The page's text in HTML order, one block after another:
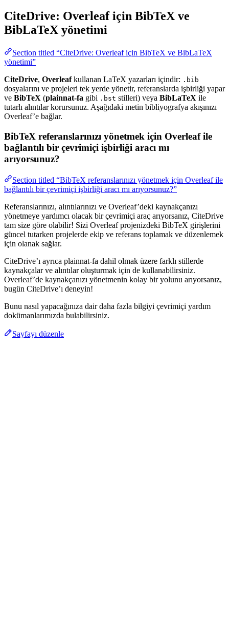
CiteDrive: Overleaf için BibTeX ve
BibLaTeX yönetimi
Section titled “CiteDrive: Overleaf için BibTeX ve BibLaTeX
yönetimi”
CiteDrive, Overleafkullanan LaTeX yazarları içindir: .bib
dosyalarını ve projeleri tek yerde yönetir, referanslarda işbirliği yapar
ve BibTeX (plainnat-fa gibi .bst stilleri) veya BibLaTeX ile
tutarlı alıntılar korursunuz. Aşağıdaki metin bibliyografya akışınızı
Overleaf’e bağlar.
BibTeX referanslarınızı yönetmek için Overleaf ile
bağlantılı bir çevrimiçi işbirliği aracı mı
arıyorsunuz?
Section titled “BibTeX referanslarınızı yönetmek için Overleaf ile
bağlantılı bir çevrimiçi işbirliği aracı mı arıyorsunuz?”
Referanslarınızı, alıntılarınızı ve Overleaf’deki kaynakçanızı
yönetmeye yardımcı olacak bir çevrimiçi araç arıyorsanız, CiteDrive
tam size göre olabilir! Sizi Overleaf projenizdeki BibTeX girişlerini
güncel tutarken projelerde ekip ve referans toplamak ve düzenlemek
için olanak sağlar.
CiteDrive’ı ayrıca plainnat-fa dahil olmak üzere farklı stillerde
kaynakçalar ve alıntılar oluşturmak için de kullanabilirsiniz.
Overleaf’de kaynakçanızı yönetmenin kolay bir yolunu arıyorsanız,
bugün CiteDrive’ı deneyin!
Bunu nasıl yapacağınıza dair daha fazla bilgiyi çevrimiçi yardım
dokümanlarımızda bulabilirsiniz.
Sayfayı düzenle